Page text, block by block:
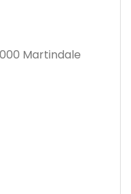
Martindale